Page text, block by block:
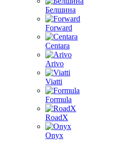
Белшина
Forward
Centara
Arivo
Viatti
Formula
RoadX
Onyx